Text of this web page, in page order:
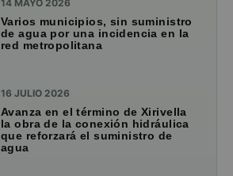
14 MAYO 2026
Varios municipios, sin suministro
de agua por una incidencia en la
red metropolitana
16 JULIO 2026
Avanza en el término de Xirivella
la obra de la conexión hidráulica
que reforzará el suministro de
agua